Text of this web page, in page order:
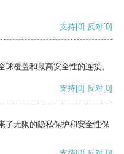
支持[0] 反对[0]
覆盖和最高安全性的连接。
支持[0] 反对[0]
了无限的隐私保护和安全性保